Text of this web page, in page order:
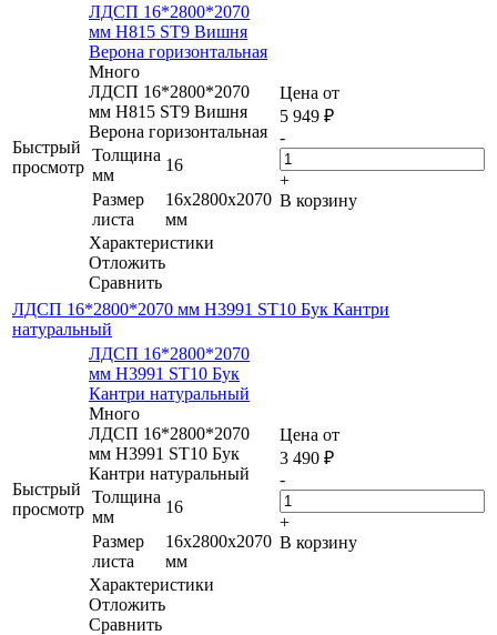
Быстрый
просмотр
ЛДСП 16*2800*2070
мм H815 ST9 Вишня
Верона горизонтальная
Много
ЛДСП 16*2800*2070
мм H815 ST9 Вишня
Верона горизонтальная
Толщина
мм
16
Размер
листа
16x2800x2070
мм
Характеристики
Отложить
Сравнить
Цена от
5 949 ₽
-
+
В корзину
ЛДСП 16*2800*2070 мм H3991 ST10 Бук Кантри
натуральный
Быстрый
просмотр
ЛДСП 16*2800*2070
мм H3991 ST10 Бук
Кантри натуральный
Много
ЛДСП 16*2800*2070
мм H3991 ST10 Бук
Кантри натуральный
Толщина
мм
16
Размер
листа
16x2800x2070
мм
Характеристики
Отложить
Сравнить
Цена от
3 490 ₽
-
+
В корзину